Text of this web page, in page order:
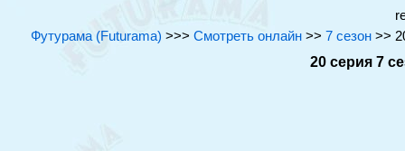
Футурама (Futurama) >>> Смотреть онлайн >> 7 сезон >>
20 серия 7